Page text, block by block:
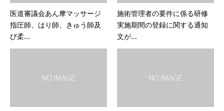
医道審議会あん摩マッサージ
指圧師、はり師、きゅう師及
び柔...
施術管理者の要件に係る研修
実施期間の登録に関する通知
文が...